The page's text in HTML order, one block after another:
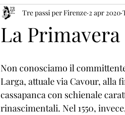
dante primavera ponti
La
Tre passi per Firenze 2 apr 2020
Non conosciamo il
Larga, attuale via Cavour, alla
cassapanca con schienale
rinascimentali. Nel 1550,